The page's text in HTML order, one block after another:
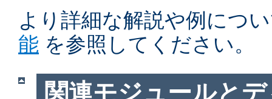
より詳細な解説や例につ
能 を参照してください。
関連モジュールと